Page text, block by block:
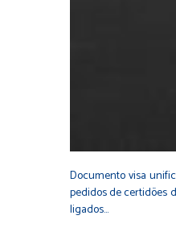
Documento visa
pedidos de certidões
ligados…